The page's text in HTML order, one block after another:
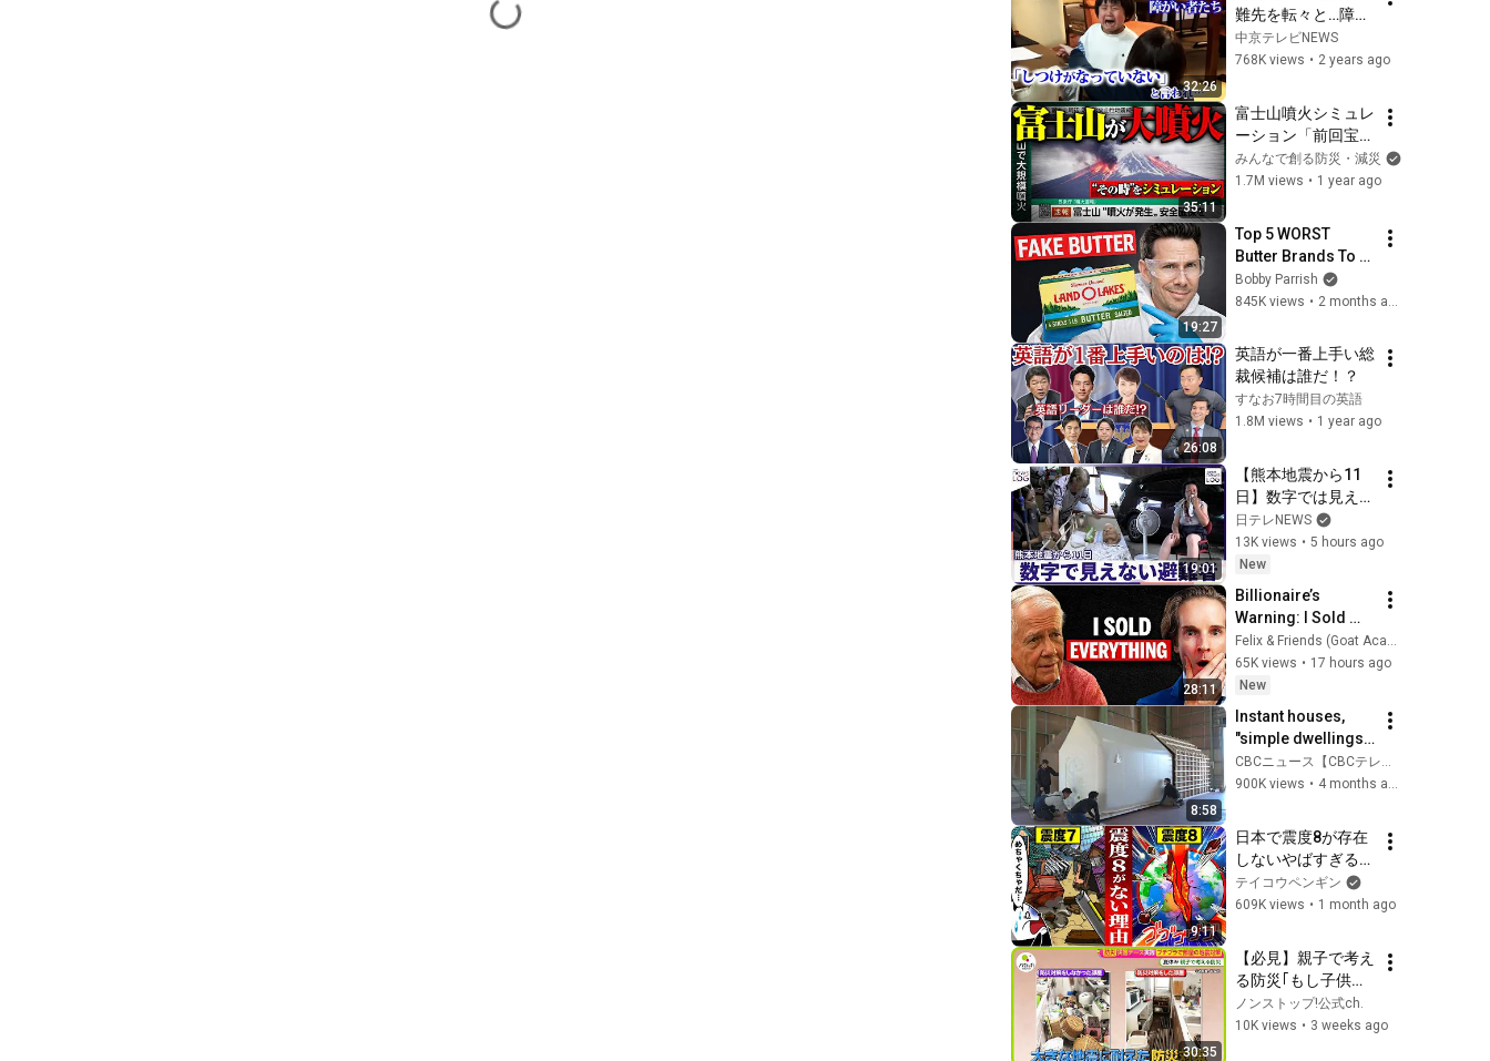
なかった最も重要な
教訓。
32:26
難先を転々と…障が
い者はどこへ避難す
る？ 自閉症の息子
実と未来 #中京テレ
ビドキュメント
中京テレビNEWS
768K views • 2 years ago
35:11
富士山噴火シミュレ
ーション「前回宝永
噴火から300年 いつ
噴火してもおかしく
みんなで創る防災・減災
1.7M views • 1 year ago
19:27
Top 5 WORST
Butter Brands To
Avoid
Bobby Parrish
845K views •
26:08
英語が一番上手い総
裁候補は誰だ！？
すなお7時間目の英語
1.8M views • 1 year ago
19:01
【熊本地震から11
日】数字では見えな
い避難者  厳しい実
態 70代夫婦...ガレ
ージで寝泊まり
『news LOG』
日テレNEWS
13K views • 5 hours ago
New
28:11
Billionaire’s
Warning: I Sold
EVERYTHING
(Here’s Why)
Felix & Friends (Goat Academy)
65K views • 17 hours ago
New
8:58
Instant houses,
"simple dwellings"
that can be built in
a few hours, have
further. "...
CBCニュース【CBCテレビ公式】
900K views • 4 months ago
9:11
日本で震度8が存在
しないやばすぎる理
由とは【アニメ】
テイコウペンギン
609K views • 1 month ago
30:35
【必見】親子で考え
る防災｢もし子供だ
けのときに災害
が…｣知っておきた
ノンストップ!公式ch.
10K views • 3 weeks ago